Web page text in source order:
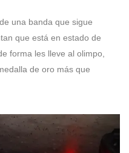
una banda que sigue
que está en estado de
forma les lleve al olimpo,
de oro más que